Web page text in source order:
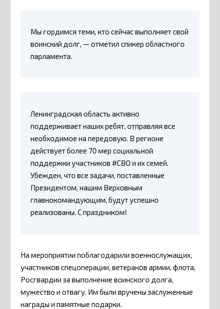
Мы гордимся теми, кто сейчас выполняет свой
воинский долг, — отметил спикер областного
парламента.
Ленинградская область активно
поддерживает наших ребят, отправляя все
необходимое на передовую. В регионе
действует более 70 мер социальной
поддержки участников #СВО и их семей.
Убежден, что все задачи, поставленные
Президентом, нашим Верховным
главнокомандующим, будут успешно
реализованы. С праздником!
На мероприятии поблагодарили военнослужащих,
участников спецоперации, ветеранов армии, флота,
Росгвардии за выполнение воинского долга,
мужество и отвагу. Им были вручены заслуженные
награды и памятные подарки.